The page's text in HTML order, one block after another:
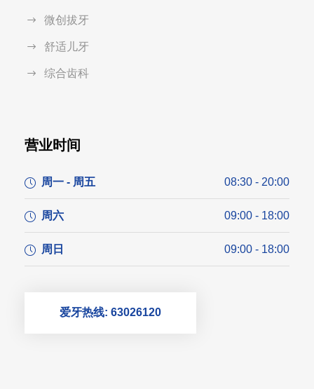
微创拔牙
舒适儿牙
综合齿科
营业时间
周一 - 周五 08:30 - 20:00
周六 09:00 - 18:00
周日 09:00 - 18:00
爱牙热线: 63026120